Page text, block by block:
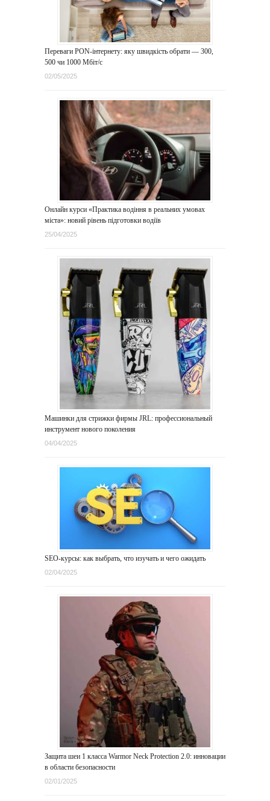
Переваги PON-інтернету: яку швидкість обрати — 300,
500 чи 1000 Мбіт/с
02/05/2025
Онлайн курси «Практика водіння в реальних умовах
міста»: новий рівень підготовки водіїв
25/04/2025
Машинки для стрижки фирмы JRL: профессиональный
инструмент нового поколения
04/04/2025
SEO-курсы: как выбрать, что изучать и чего ожидать
02/04/2025
Защита шеи 1 класса Warmor Neck Protection 2.0: инновации
в области безопасности
02/01/2025